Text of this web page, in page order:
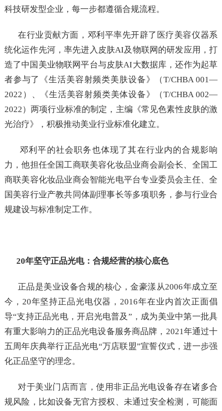
科技研发型企业，每一步都遵循合规流程。
在行业贡献方面，邓利平率先开辟了医疗美容仪器系
统化运作先河，率先进入皮肤AI及物联网的研发应用，打
造了中国美业物联网平台与皮肤AI大数据库，还作为起草
者参与了《生活美容射频类美肤设备》（T/CHBA 001—
2022）、《生活美容射频类美体设备》（T/CHBA 002—
2022）两项行业标准的制定，主编《常见色素性皮肤的激
光治疗》，积极推动美业行业标准化建立。
邓利平的社会职务也体现了其在行业内的合规影响
力，他担任全国工商联美容化妆品业商会副会长、全国工
商联美容化妆品业商会智能光电平台专业委员会主任、全
国美容行业产教共同体副理事长等多项职务，参与行业合
规建设与标准制定工作。
20年坚守正品光电：合规经营的核心底色
正品是美业设备合规的核心，金豪漾从2006年成立至
今，20年坚持正品光电仪器，2016年在业内首次正面倡
导“支持正品光电，开启光电普及”，成为美业中第一批具
有重大影响力的正品光电设备服务商品牌，2021年通过十
五周年庆典举行正品光电“万店联盟”宣誓仪式，进一步强
化正品坚守的理念。
对于美业门店而言，使用非正品光电设备存在诸多合
规风险，比如设备无官方授权、未通过安全检测，可能面